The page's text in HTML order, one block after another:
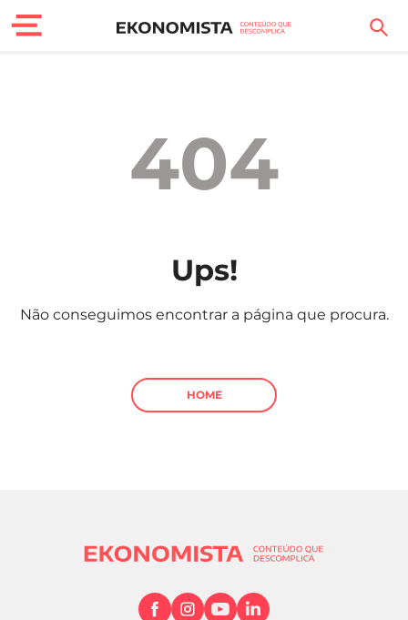
Carreira
Sociedade
Negócios
404
Ups!
Não conseguimos encontrar a página que procura.
HOME